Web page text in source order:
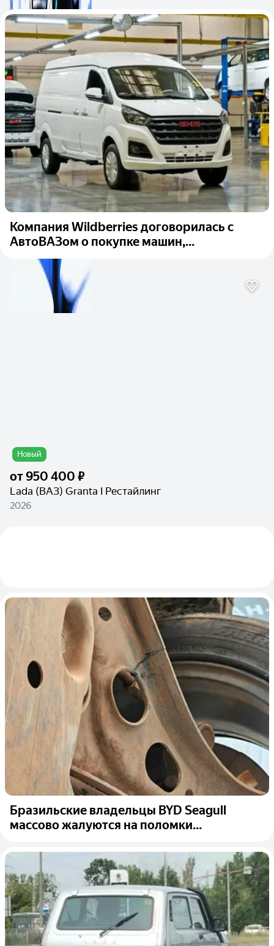
Компания Wildberries договорилась с
АвтоВАЗом о покупке машин,...
Новый
от950 400 ₽
Lada (ВАЗ) Granta I Рестайлинг
2026
Бразильские владельцы BYD Seagull
массово жалуются на поломки...